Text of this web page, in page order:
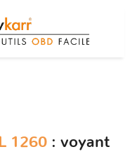
1260 : voyant